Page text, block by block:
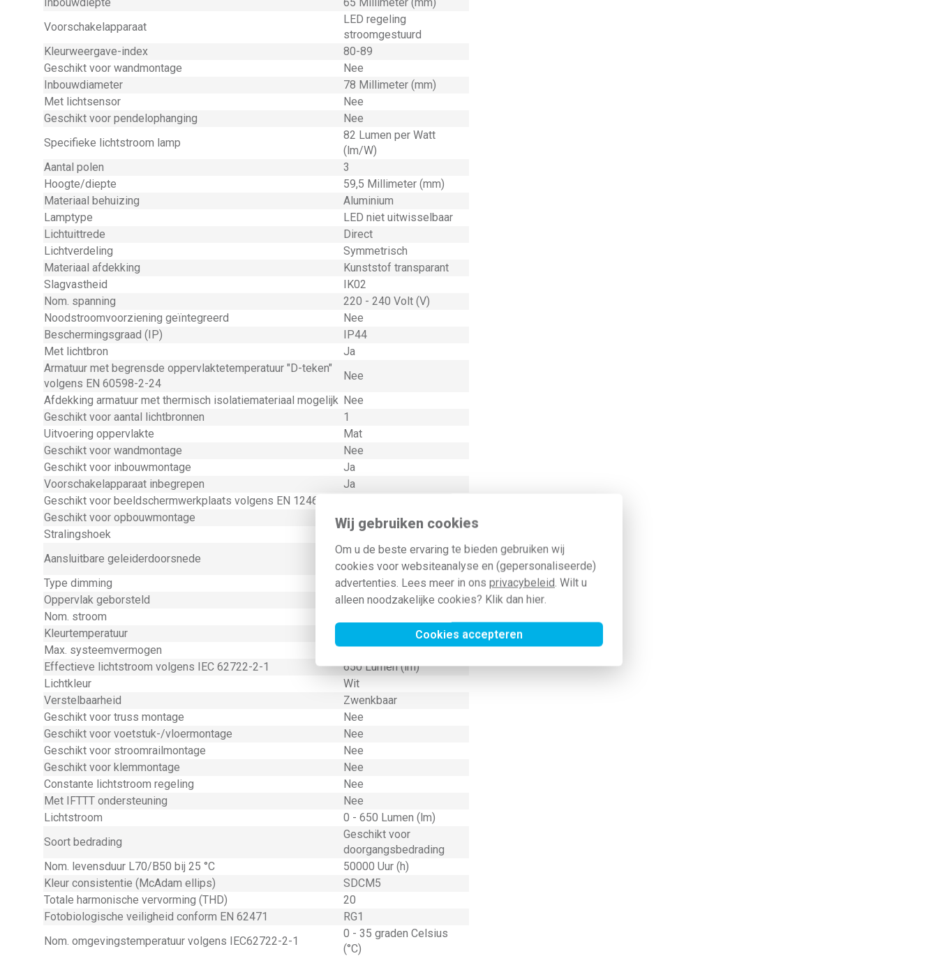
Wij gebruiken cookies
Om u de beste ervaring te bieden gebruiken wij
cookies voor websiteanalyse en (gepersonaliseerde)
advertenties. Lees meer in ons privacybeleid. Wilt u
alleen noodzakelijke cookies? Klik dan hier.
Cookies accepteren
Voorschakelapparaat
LED regeling
stroomgestuurd
Kleurweergave-index
80-89
Geschikt voor wandmontage
Nee
Inbouwdiameter
78 Millimeter (mm)
Met lichtsensor
Nee
Geschikt voor pendelophanging
Nee
Specifieke lichtstroom lamp
82 Lumen per Watt
(lm/W)
Aantal polen
3
Hoogte/diepte
59,5 Millimeter (mm)
Materiaal behuizing
Aluminium
Lamptype
LED niet uitwisselbaar
Lichtuittrede
Direct
Lichtverdeling
Symmetrisch
Materiaal afdekking
Kunststof transparant
Slagvastheid
IK02
Nom. spanning
220 - 240 Volt (V)
Noodstroomvoorziening geïntegreerd
Nee
Beschermingsgraad (IP)
IP44
Met lichtbron
Ja
Armatuur met begrensde oppervlaktetemperatuur "D-teken"
volgens EN 60598-2-24
Nee
Afdekking armatuur met thermisch isolatiemateriaal mogelijk Nee
Geschikt voor aantal lichtbronnen
1
Uitvoering oppervlakte
Mat
Geschikt voor wandmontage
Nee
Geschikt voor inbouwmontage
Ja
Voorschakelapparaat inbegrepen
Ja
Geschikt voor beeldschermwerkplaats volgens EN 12464-1
Geschikt voor opbouwmontage
Nee
Stralingshoek
Mediumstralend 21-40°
Aansluitbare geleiderdoorsnede
1,5 - 5 Vierkante
millimeter (mm²)
Type dimming
Faseafsnijding
Oppervlak geborsteld
Nee
Nom. stroom
Kleurtemperatuur
4000 - 4000 Kelvin (K)
Max. systeemvermogen
8 Watt (W)
Effectieve lichtstroom volgens IEC 62722-2-1
650 Lumen (lm)
Lichtkleur
Wit
Verstelbaarheid
Zwenkbaar
Geschikt voor truss montage
Nee
Geschikt voor voetstuk-/vloermontage
Nee
Geschikt voor stroomrailmontage
Nee
Geschikt voor klemmontage
Nee
Constante lichtstroom regeling
Nee
Met IFTTT ondersteuning
Nee
Lichtstroom
0 - 650 Lumen (lm)
Soort bedrading
Geschikt voor
doorgangsbedrading
Nom. levensduur L70/B50 bij 25 °C
50000 Uur (h)
Kleur consistentie (McAdam ellips)
SDCM5
Totale harmonische vervorming (THD)
20
Fotobiologische veiligheid conform EN 62471
RG1
Nom. omgevingstemperatuur volgens IEC62722-2-1
0 - 35 graden Celsius
(°C)